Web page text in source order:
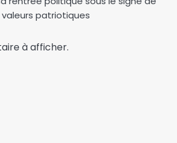
patriotiques
à afficher.